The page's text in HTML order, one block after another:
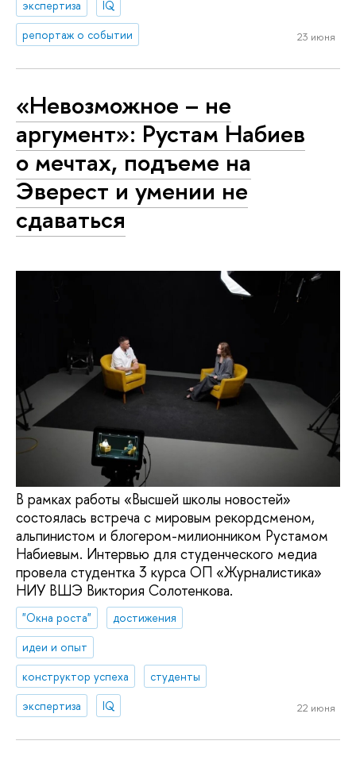
экспертиза
IQ
репортаж о событии
23 июня
«Невозможное – не
аргумент»: Рустам Набиев
о мечтах, подъеме на
Эверест и умении не
сдаваться
В рамках работы «Высшей школы новостей»
состоялась встреча с мировым рекордсменом,
альпинистом и блогером-милионником Рустамом
Набиевым. Интервью для студенческого медиа
провела студентка 3 курса ОП «Журналистика»
НИУ ВШЭ Виктория Солотенкова.
"Окна роста"
достижения
идеи и опыт
конструктор успеха
студенты
экспертиза
IQ 22 июня